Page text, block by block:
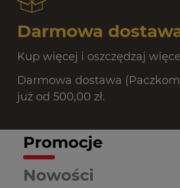
Darmowa
Kup więcej i oszczędzaj
Darmowa dostawa
już od 500,00 zł.
Promocje
Nowości